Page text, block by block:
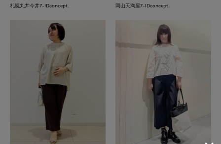
札幌丸井今井7-IDconcept. 岡山天満屋7-IDconcept.